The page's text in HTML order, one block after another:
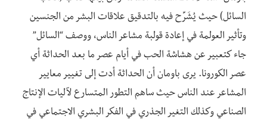
السائل) حيث يُشَرِّح فيه بالتدقيق علاقات البشر من الجنسين
وتأثير العولمة في إعادة قولبة مشاعر الناس، ووصف “السائل”
جاء كتعبير عن هشاشة الحب في أيام عصر ما بعد الحداثة أي
عصر الكورونا. يرى باومان أن الحداثة أدت إلى تغيير معايير
المشاعر عند الناس حيث ساهم التطور المتسارع لآليات الإنتاج
الصناعي وكذلك التغير الجذري في الفكر البشري الاجتماعي في